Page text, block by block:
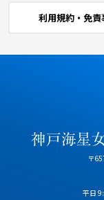
利用規約・免責
〒
平日